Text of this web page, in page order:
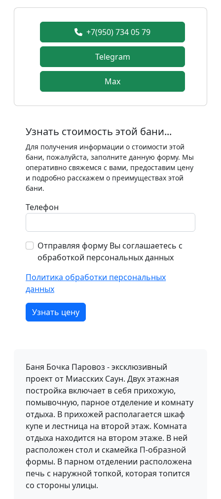
+7(950) 734 05 79
Telegram
Max
Узнать стоимость этой бани...
Для получения информации о стоимости этой
бани, пожалуйста, заполните данную форму. Мы
оперативно свяжемся с вами, предоставим цену
и подробно расскажем о преимуществах этой
бани.
Телефон
Отправляя форму Вы соглашаетесь с
обработкой персональных данных
Политика обработки персональных
данных
Узнать цену
Баня Бочка Паровоз - эксклюзивный
проект от Миасских Саун. Двух этажная
постройка включает в себя прихожую,
помывочную, парное отделение и комнату
отдыха. В прихожей располагается шкаф
купе и лестница на второй этаж. Комната
отдыха находится на втором этаже. В ней
расположен стол и скамейка П-образной
формы. В парном отделении расположена
печь с наружной топкой, которая топится
со стороны улицы.